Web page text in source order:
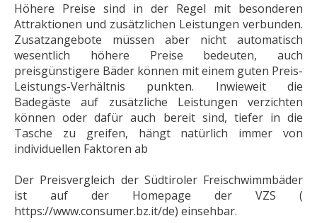
Höhere Preise sind in der Regel mit besonderen
Attraktionen und zusätzlichen Leistungen verbunden.
Zusatzangebote müssen aber nicht automatisch
wesentlich höhere Preise bedeuten, auch
preisgünstigere Bäder können mit einem guten Preis-
Leistungs-Verhältnis punkten. Inwieweit die
Badegäste auf zusätzliche Leistungen verzichten
können oder dafür auch bereit sind, tiefer in die
Tasche zu greifen, hängt natürlich immer von
individuellen Faktoren ab
Der Preisvergleich der Südtiroler Freischwimmbäder
ist auf der Homepage der VZS (
https://www.consumer.bz.it/de) einsehbar.